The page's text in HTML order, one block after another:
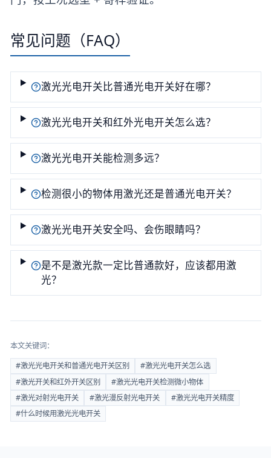
常见问题（FAQ）
激光光电开关比普通光电开关好在哪？
激光光电开关和红外光电开关怎么选？
激光光电开关能检测多远？
检测很小的物体用激光还是普通光电开关？
激光光电开关安全吗、会伤眼睛吗？
是不是激光款一定比普通款好，应该都用激
光？
本文关键词：
#激光光电开关和普通光电开关区别 #激光光电开关怎么选
#激光开关和红外开关区别 #激光光电开关检测微小物体
#激光对射光电开关 #激光漫反射光电开关 #激光光电开关精度
#什么时候用激光光电开关